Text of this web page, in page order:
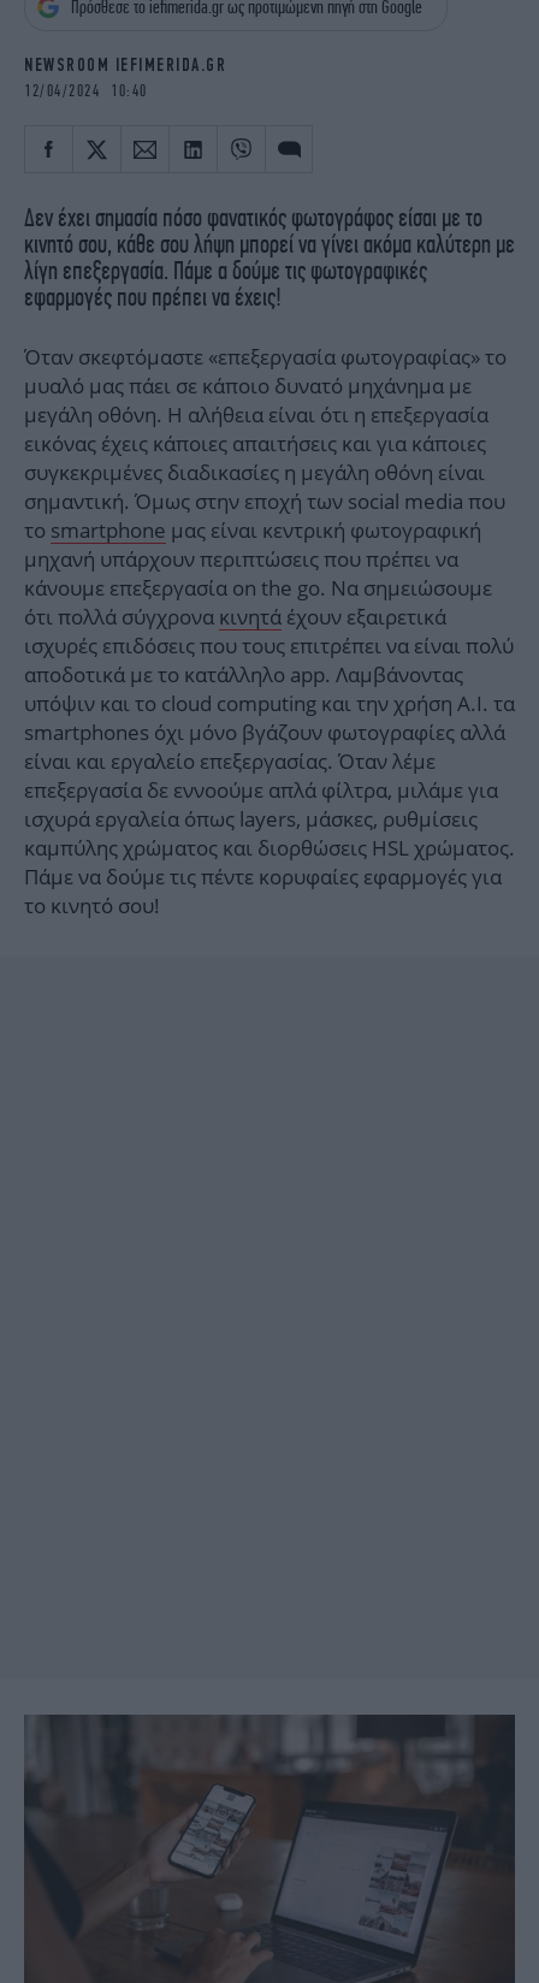
iBOOKS
ΖΩΔΙΑ
MEDIA
NEWSLETTER
Πρόσθεσε το iefimerida.gr ως προτιμώμενη πηγή στη Google
NEWSROOM IEFIMERIDA.GR
12/04/2024 10:40
Δεν έχει σημασία πόσο φανατικός φωτογράφος είσαι με το
κινητό σου, κάθε σου λήψη μπορεί να γίνει ακόμα καλύτερη με
λίγη επεξεργασία. Πάμε α δούμε τις φωτογραφικές
εφαρμογές που πρέπει να έχεις!
Όταν σκεφτόμαστε «επεξεργασία φωτογραφίας» το
μυαλό μας πάει σε κάποιο δυνατό μηχάνημα με
μεγάλη οθόνη. Η αλήθεια είναι ότι η επεξεργασία
εικόνας έχεις κάποιες απαιτήσεις και για κάποιες
συγκεκριμένες διαδικασίες η μεγάλη οθόνη είναι
σημαντική. Όμως στην εποχή των social media που
το smartphone μας είναι κεντρική φωτογραφική
μηχανή υπάρχουν περιπτώσεις που πρέπει να
κάνουμε επεξεργασία on the go. Να σημειώσουμε
ότι πολλά σύγχρονα κινητά έχουν εξαιρετικά
ισχυρές επιδόσεις που τους επιτρέπει να είναι πολύ
αποδοτικά με το κατάλληλο app. Λαμβάνοντας
υπόψιν και το cloud computing και την χρήση A.I. τα
smartphones όχι μόνο βγάζουν φωτογραφίες αλλά
είναι και εργαλείο επεξεργασίας. Όταν λέμε
επεξεργασία δε εννοούμε απλά φίλτρα, μιλάμε για
ισχυρά εργαλεία όπως layers, μάσκες, ρυθμίσεις
καμπύλης χρώματος και διορθώσεις HSL χρώματος.
Πάμε να δούμε τις πέντε κορυφαίες εφαρμογές για
το κινητό σου!